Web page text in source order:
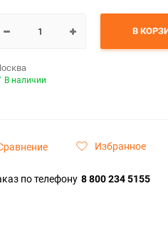
В
В наличии
Избранное
по телефону 8 800 234 5155